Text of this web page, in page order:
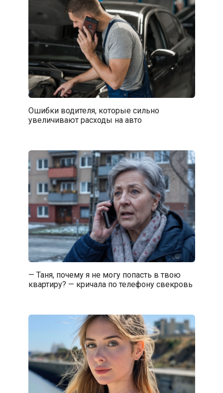
Ошибки водителя, которые сильно
увеличивают расходы на авто
— Таня, почему я не могу попасть в твою
квартиру? — кричала по телефону свекровь